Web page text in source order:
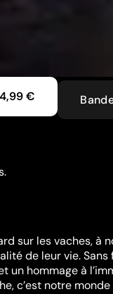
€
sur les vaches, à
de leur vie. Sans
un hommage à
c’est notre